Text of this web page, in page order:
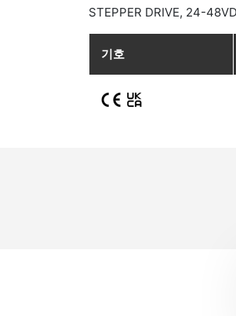
STEPPER DRIVE, 24-
기호